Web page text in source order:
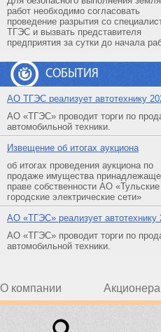
работ необходимо согласовать
проведение разрытия со
ТГЭС и вызвать представителя
предприятия за сутки до начала
СОБЫТИЯ
АO ТГЭС реализует автотехнику
АО «ТГЭС» проводит торги по
автомобильной техники.
Извещение об итогах аукциона
об итогах проведения аукциона по
продаже имущества
праве собственности АО «Тульские
городские электрические сети»
АO «ТГЭС» реализует автотехнику
АО «ТГЭС» проводит торги по
автомобильной техники.
О компании